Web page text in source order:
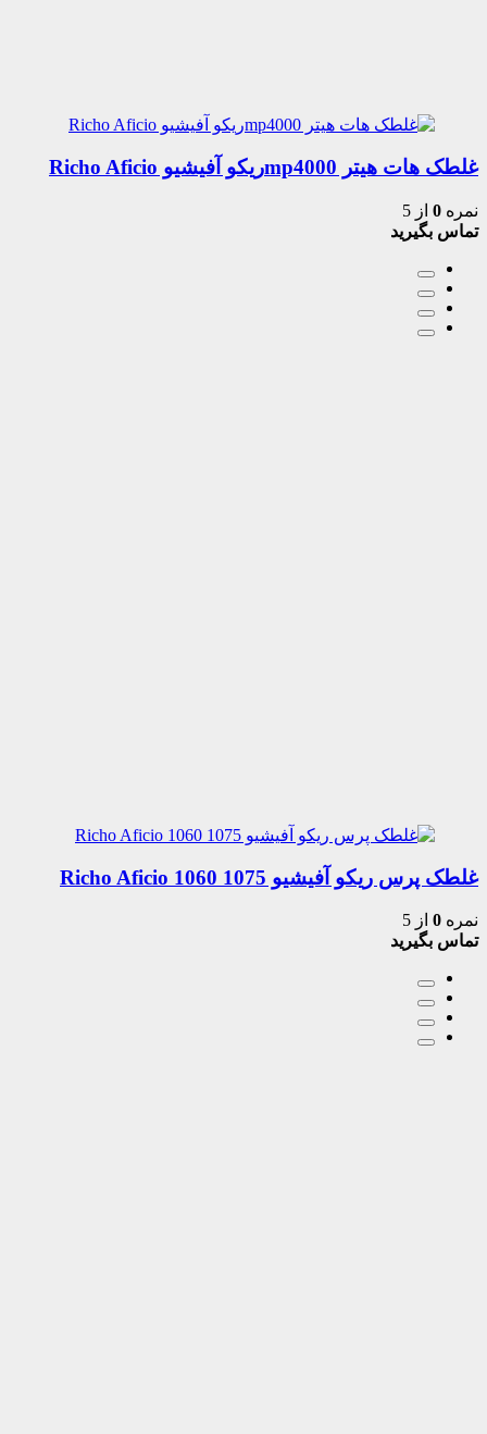
غلطک هات هیتر mp4000ریکو آفیشیو Richo Aficio
نمره 0 از 5
تماس بگیرید
غلطک پرس ریکو آفیشیو 1075 1060 Richo Aficio
نمره 0 از 5
تماس بگیرید